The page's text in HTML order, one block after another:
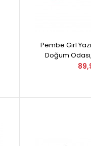
Pembe Girl
Doğum